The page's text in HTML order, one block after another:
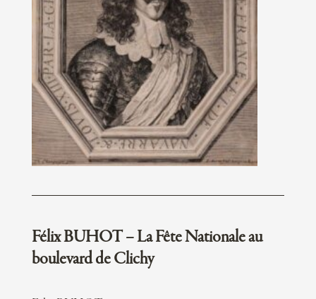
Félix BUHOT – La Fête Nationale au
boulevard de Clichy